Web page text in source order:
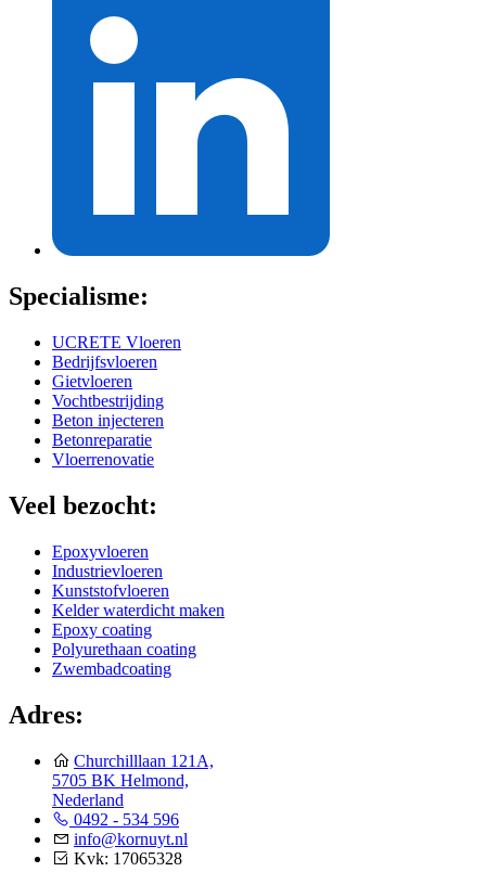
Specialisme:
UCRETE Vloeren
Bedrijfsvloeren
Gietvloeren
Vochtbestrijding
Beton injecteren
Betonreparatie
Vloerrenovatie
Veel bezocht:
Epoxyvloeren
Industrievloeren
Kunststofvloeren
Kelder waterdicht maken
Epoxy coating
Polyurethaan coating
Zwembadcoating
Adres:
Churchilllaan 121A,
5705 BK Helmond,
Nederland
0492 - 534 596
info@kornuyt.nl
Kvk: 17065328